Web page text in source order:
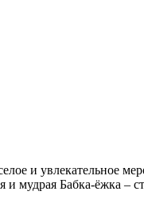
и увлекательное
мудрая Бабка-ёжка –